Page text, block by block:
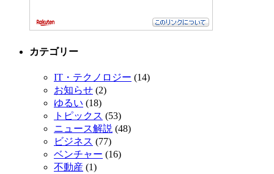
カテゴリー
IT・テクノロジー (14)
お知らせ (2)
ゆるい (18)
トピックス (53)
ニュース解説 (48)
ビジネス (77)
ベンチャー (16)
不動産 (1)